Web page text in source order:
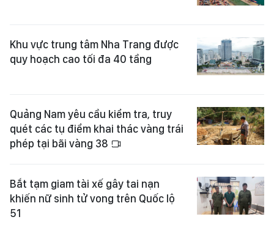
Khu vực trung tâm Nha Trang được
quy hoạch cao tối đa 40 tầng
Quảng Nam yêu cầu kiểm tra, truy
quét các tụ điểm khai thác vàng trái
phép tại bãi vàng 38
Bắt tạm giam tài xế gây tai nạn
khiến nữ sinh tử vong trên Quốc lộ
51